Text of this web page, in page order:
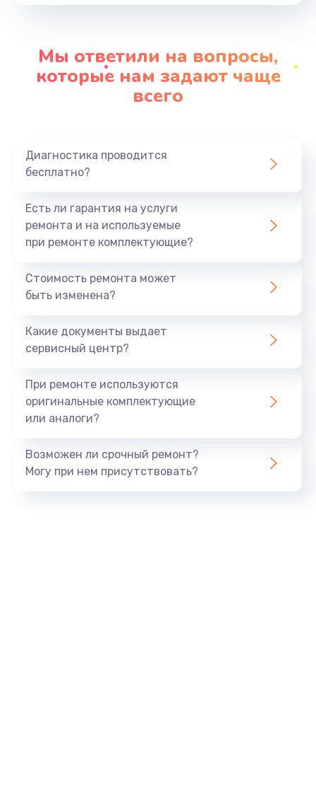
от 1100 руб.
Замена шим-контроллера
от 3900 руб.
Заказать
от 1490 руб.
от 990 руб.
Заказать
Замена USB порта
от 1060 руб.
Мы ответили на вопросы,
которые нам задают чаще
всего
Диагностика проводится
бесплатно?
Есть ли гарантия на услуги
ремонта и на используемые
при ремонте комплектующие?
Стоимость ремонта может
быть изменена?
Какие документы выдает
сервисный центр?
При ремонте используются
оригинальные комплектующие
или аналоги?
Возможен ли срочный ремонт?
Могу при нем присутствовать?